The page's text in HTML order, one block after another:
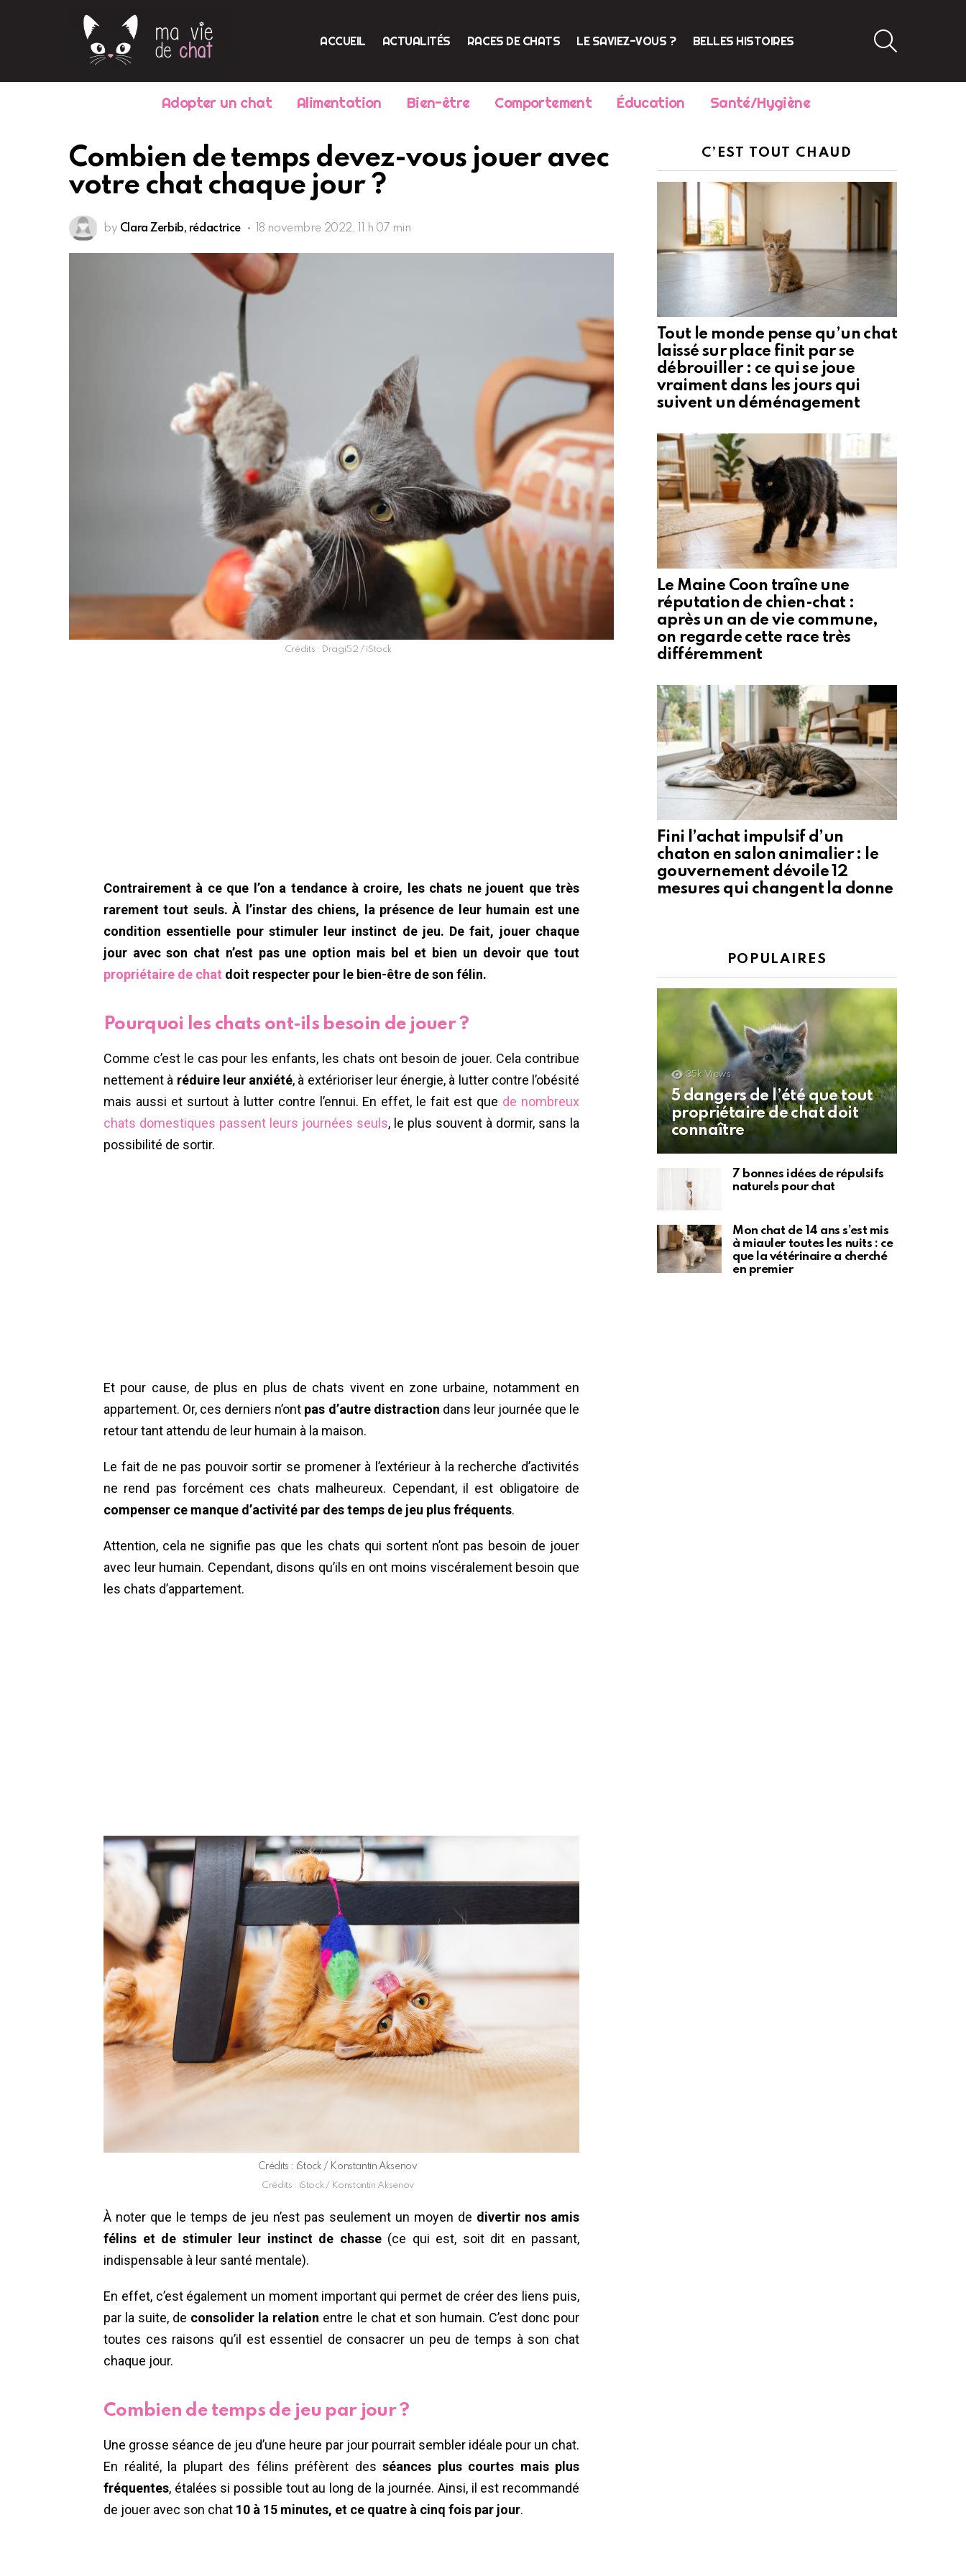
ACCUEIL ACTUALITÉS RACES DE CHATS LE SAVIEZ-VOUS ? BELLES HISTOIRES
Adopter un chat Alimentation Bien-être Comportement Éducation Santé/Hygiène
Combien de temps devez-vous jouer avec
votre chat chaque jour ?
by Clara Zerbib, rédactrice 18 novembre 2022, 11 h 07 min
Crédits : Dragi52 / iStock
Contrairement à ce que l’on a tendance à croire, les chats ne jouent que très
rarement tout seuls. À l’instar des chiens, la présence de leur humain est une
condition essentielle pour stimuler leur instinct de jeu. De fait, jouer chaque
jour avec son chat n’est pas une option mais bel et bien un devoir que tout
propriétaire de chat doit respecter pour le bien-être de son félin.
Pourquoi les chats ont-ils besoin de jouer ?
Comme c’est le cas pour les enfants, les chats ont besoin de jouer. Cela contribue
nettement à réduire leur anxiété, à extérioriser leur énergie, à lutter contre l’obésité
mais aussi et surtout à lutter contre l’ennui. En effet, le fait est que de nombreux
chats domestiques passent leurs journées seuls, le plus souvent à dormir, sans la
possibilité de sortir.
Et pour cause, de plus en plus de chats vivent en zone urbaine, notamment en
appartement. Or, ces derniers n’ont pas d’autre distraction dans leur journée que le
retour tant attendu de leur humain à la maison.
Le fait de ne pas pouvoir sortir se promener à l’extérieur à la recherche d’activités
ne rend pas forcément ces chats malheureux. Cependant, il est obligatoire de
compenser ce manque d’activité par des temps de jeu plus fréquents.
Attention, cela ne signifie pas que les chats qui sortent n’ont pas besoin de jouer
avec leur humain. Cependant, disons qu’ils en ont moins viscéralement besoin que
les chats d’appartement.
Crédits : iStock / Konstantin Aksenov
Crédits : iStock / Konstantin Aksenov
À noter que le temps de jeu n’est pas seulement un moyen de divertir nos amis
félins et de stimuler leur instinct de chasse(ce qui est, soit dit en passant,
indispensable à leur santé mentale).
En effet, c’est également un moment important qui permet de créer des liens puis,
par la suite, de consolider la relation entre le chat et son humain. C’est donc pour
toutes ces raisons qu’il est essentiel de consacrer un peu de temps à son chat
chaque jour.
Combien de temps de jeu par jour ?
Une grosse séance de jeu d’une heure par jour pourrait sembler idéale pour un chat.
En réalité, la plupart des félins préfèrent des séances plus courtes mais plus
fréquentes, étalées si possible tout au long de la journée. Ainsi, il est recommandé
de jouer avec son chat 10 à 15 minutes, et ce quatre à cinq fois par jour.
C’EST TOUT CHAUD
Tout le monde pense qu’un chat
laissé sur place finit par se
débrouiller : ce qui se joue
vraiment dans les jours qui
suivent un déménagement
Le Maine Coon traîne une
réputation de chien-chat :
après un an de vie commune,
on regarde cette race très
différemment
Fini l’achat impulsif d’un
chaton en salon animalier : le
gouvernement dévoile 12
mesures qui changent la donne
POPULAIRES
35k Views
5 dangers de l’été que tout
propriétaire de chat doit
connaître
7 bonnes idées de répulsifs
naturels pour chat
Mon chat de 14 ans s’est mis
à miauler toutes les nuits : ce
que la vétérinaire a cherché
en premier